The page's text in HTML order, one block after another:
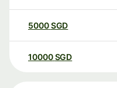
5000SGD
10000 SGD